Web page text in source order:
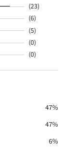
(23)
(6)
(5)
(0)
(0)
47%
47%
6%